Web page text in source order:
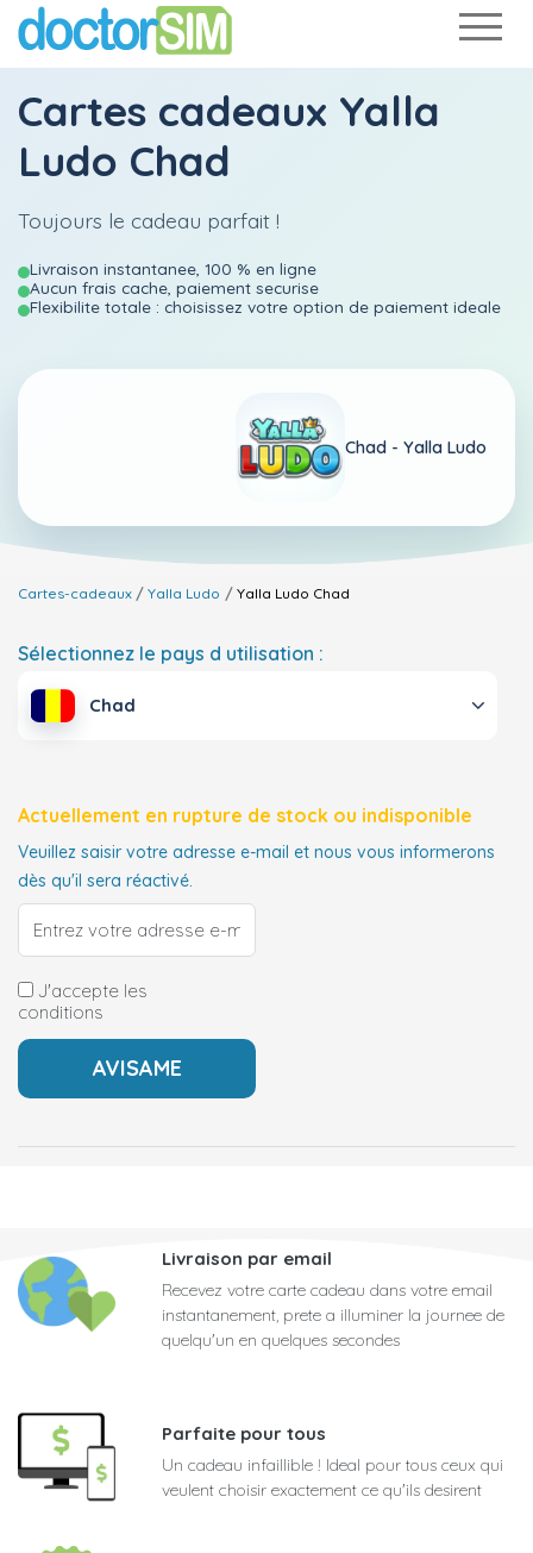
Cartes cadeaux Yalla
Ludo Chad
Toujours le cadeau parfait !
Livraison instantanee, 100 % en ligne
Aucun frais cache, paiement securise
Flexibilite totale : choisissez votre option de paiement ideale
Chad - Yalla Ludo
Cartes-cadeaux Yalla Ludo Yalla Ludo Chad
Sélectionnez le pays d utilisation :
Chad
Actuellement en rupture de stock ou indisponible
Veuillez saisir votre adresse e-mail et nous vous informerons
dès qu'il sera réactivé.
J'accepte les
conditions
Livraison par email
Recevez votre carte cadeau dans votre email
instantanement, prete a illuminer la journee de
quelqu'un en quelques secondes
Parfaite pour tous
Un cadeau infaillible ! Ideal pour tous ceux qui
veulent choisir exactement ce qu'ils desirent